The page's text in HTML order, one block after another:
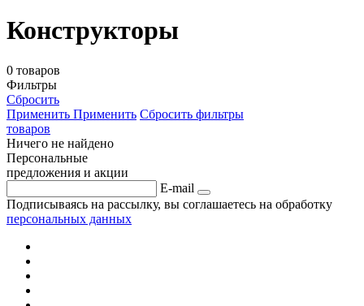
Конструкторы
0 товаров
Фильтры
Сбросить
Применить Применить Сбросить фильтры
товаров
Ничего не найдено
Персональные
предложения и акции
E-mail
Подписываясь на рассылку, вы соглашаетесь на обработку
персональных данных